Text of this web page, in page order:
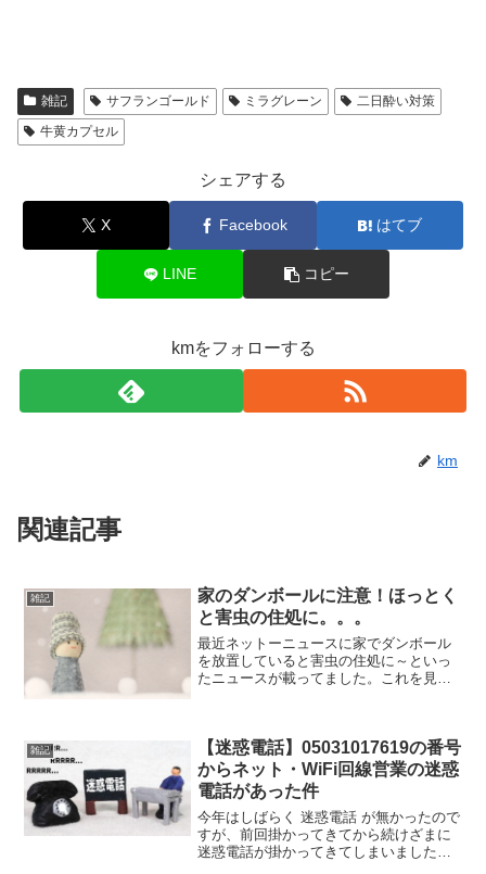
雑記 サフランゴールド ミラグレーン
二日酔い対策
牛黄カプセル
シェアする
X Facebook はてブ
LINE コピー
kmをフォローする
km
関連記事
雑記
家のダンボールに注意！ほっとく
と害虫の住処に。。。
最近ネットーニュースに家でダンボール
を放置していると害虫の住処に～といっ
たニュースが載ってました。これを見て
構前から言われてて湿気を...
雑記
【迷惑電話】05031017619の番号
からネット・WiFi回線営業の迷惑
電話があった件
今年はしばらく 迷惑電話 が無かったので
すが、前回掛かってきてから続けざまに
迷惑電話が掛かってきてしまいました。